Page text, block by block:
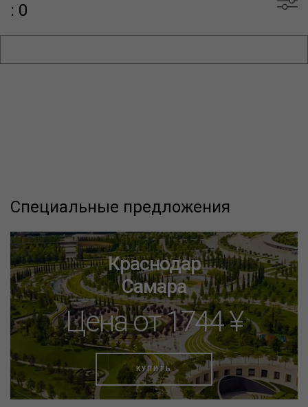
: 0
Специальные предложения
Краснодар
Самара
Цена от 1744 ¥
КУПИТЬ